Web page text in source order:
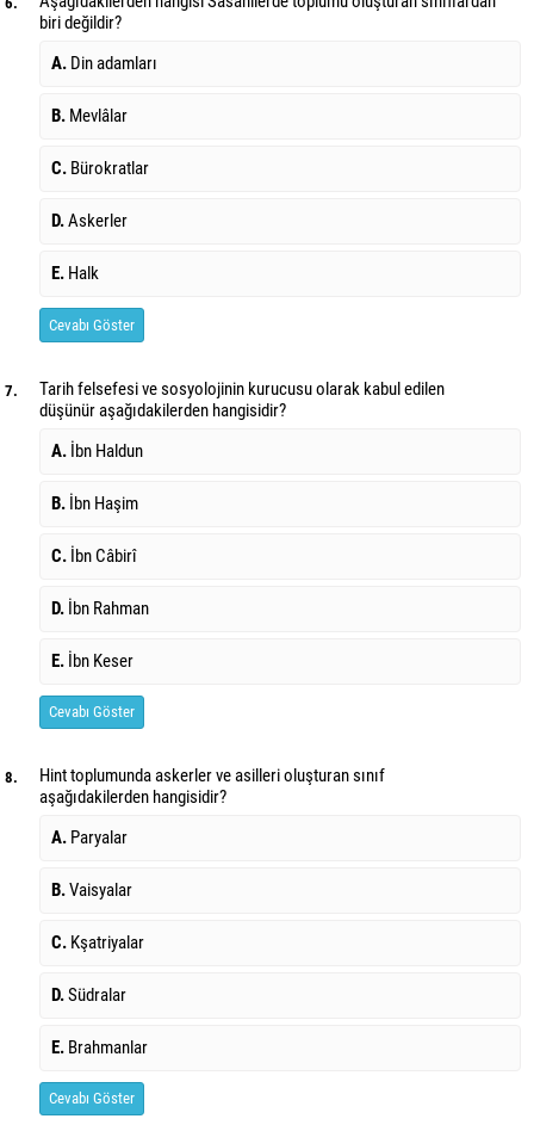
biri değildir?
A. Din adamları
B. Mevlâlar
C. Bürokratlar
D.Askerler
E. Halk
Cevabı Göster
7.
Tarih felsefesi ve sosyolojinin kurucusu olarak kabul edilen
düşünür aşağıdakilerden hangisidir?
A. İbn Haldun
B. İbn Haşim
C. İbn Câbirî
D. İbn Rahman
E. İbn Keser
Cevabı Göster
8.
Hint toplumunda askerler ve asilleri oluşturan sınıf
aşağıdakilerden hangisidir?
A. Paryalar
B.Vaisyalar
C. Kşatriyalar
D.Südralar
E. Brahmanlar
Cevabı Göster